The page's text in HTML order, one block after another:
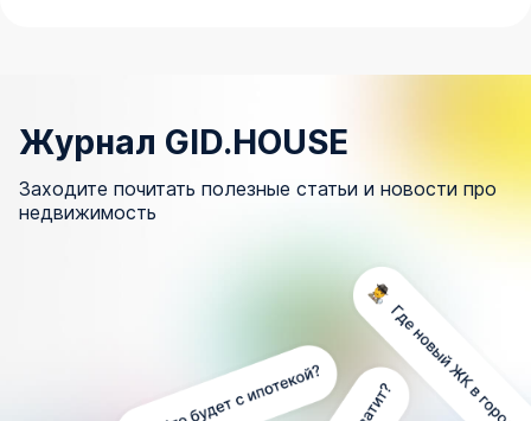
Журнал GID.HOUSE
Заходите почитать полезные статьи и новости про
недвижимость